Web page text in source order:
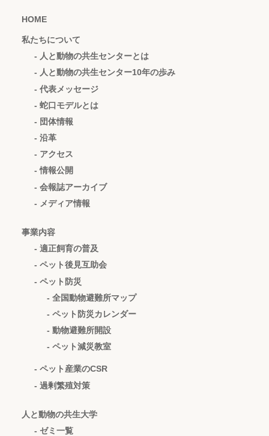
HOME
私たちについて
- 人と動物の共生センターとは
- 人と動物の共生センター10年の歩み
- 代表メッセージ
- 蛇口モデルとは
- 団体情報
- 沿革
- アクセス
- 情報公開
- 会報誌アーカイブ
- メディア情報
事業内容
- 適正飼育の普及
- ペット後見互助会
- ペット防災
- 全国動物避難所マップ
- ペット防災カレンダー
- 動物避難所開設
- ペット減災教室
- ペット産業のCSR
- 過剰繁殖対策
人と動物の共生大学
- ゼミ一覧